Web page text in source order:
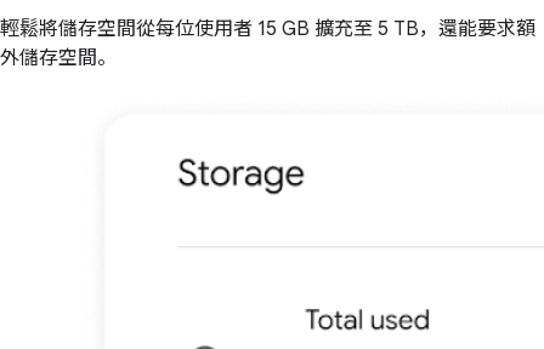
輕鬆將儲存空間從每位使用者 15 GB 擴充至 5 TB，還能要求額
外儲存空間。